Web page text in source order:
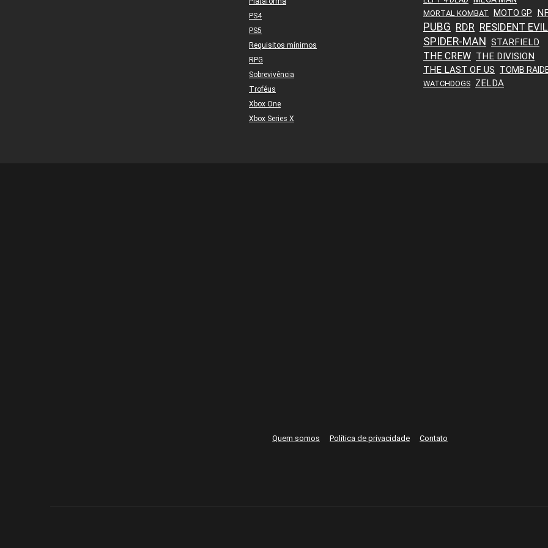
PS4
PS5
Requisitos mínimos
RPG
Sobrevivência
Troféus
Xbox One
Xbox Series X
MORTAL KOMBAT MOTO GP
PUBG RDR RESIDENT EVIL
SPIDER-MAN STARFIELD
THE CREW THE DIVISION
THE LAST OF US
TOMB
WATCHDOGS ZELDA
Quem somos Política de privacidade Contato